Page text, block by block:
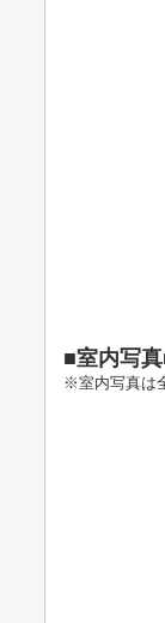
■室内写
※室内写真は